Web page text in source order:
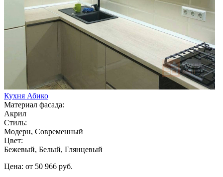
Кухня Абико
Материал фасада:
Акрил
Стиль:
Модерн, Современный
Цвет:
Бежевый, Белый, Глянцевый
Цена: от 50 966 руб.